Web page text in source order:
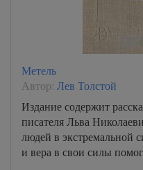
Метель
Автор: Лев Толстой
Издание содержит
писателя Льва
людей в экстремальной
и вера в свои силы